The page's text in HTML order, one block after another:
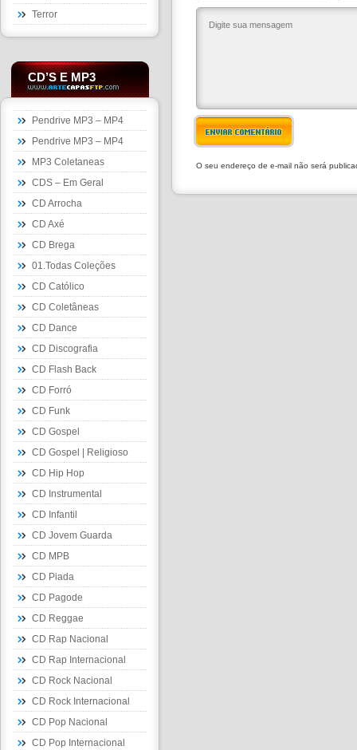
Terror
CD’S E MP3
Pendrive MP3 – MP4
Pendrive MP3 – MP4
MP3 Coletaneas
CDS – Em Geral
CD Arrocha
CD Axé
CD Brega
01.Todas Coleções
CD Católico
CD Coletâneas
CD Dance
CD Discografia
CD Flash Back
CD Forró
CD Funk
CD Gospel
CD Gospel | Religioso
CD Hip Hop
CD Instrumental
CD Infantil
CD Jovem Guarda
CD MPB
CD Piada
CD Pagode
CD Reggae
CD Rap Nacional
CD Rap Internacional
CD Rock Nacional
CD Rock Internacional
CD Pop Nacional
CD Pop Internacional
ENVIAR COMENTÁRIO
O seu endereço de e-mail não será